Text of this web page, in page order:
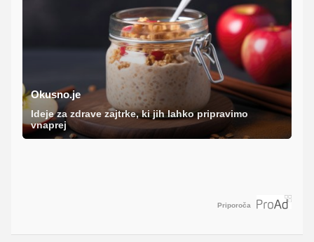
Okusno.je
Ideje za zdrave zajtrke, ki jih lahko pripravimo
vnaprej
Priporoča